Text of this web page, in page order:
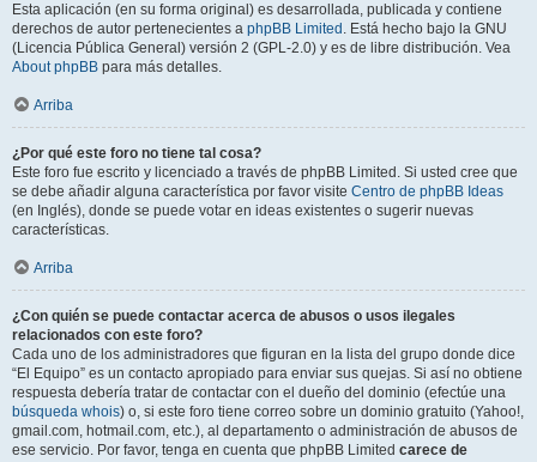
Esta aplicación (en su forma original) es desarrollada, publicada y contiene
derechos de autor pertenecientes a phpBB Limited . Está hecho bajo la GNU
(Licencia Pública General) versión 2 (GPL-2.0) y es de libre distribución. Vea
About phpBB para más detalles.
Arriba
¿Por qué este foro no tiene tal cosa?
Este foro fue escrito y licenciado a través de phpBB Limited. Si usted cree que
se debe añadir alguna característica por favor visite Centro de phpBB Ideas
(en Inglés), donde se puede votar en ideas existentes o sugerir nuevas
características.
Arriba
¿Con quién se puede contactar acerca de abusos o usos ilegales
relacionados con este foro?
Cada uno de los administradores que figuran en la lista del grupo donde dice
“El Equipo” es un contacto apropiado para enviar sus quejas. Si así no obtiene
respuesta debería tratar de contactar con el dueño del dominio (efectúe una
búsqueda whois) o, si este foro tiene correo sobre un dominio gratuito (Yahoo!,
gmail.com, hotmail.com, etc.), al departamento o administración de abusos de
ese servicio. Por favor, tenga en cuenta que phpBB Limited carece de